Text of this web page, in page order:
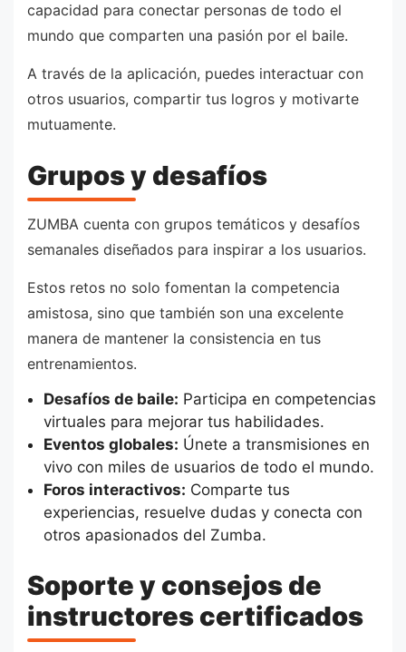
capacidad para conectar personas de todo el
mundo que comparten una pasión por el baile.
A través de la aplicación, puedes interactuar con
otros usuarios, compartir tus logros y motivarte
mutuamente.
Grupos y desafíos
ZUMBA cuenta con grupos temáticos y desafíos
semanales diseñados para inspirar a los usuarios.
Estos retos no solo fomentan la competencia
amistosa, sino que también son una excelente
manera de mantener la consistencia en tus
entrenamientos.
Desafíos de baile: Participa en competencias
virtuales para mejorar tus habilidades.
Eventos globales: Únete a transmisiones en
vivo con miles de usuarios de todo el mundo.
Foros interactivos: Comparte tus
experiencias, resuelve dudas y conecta con
otros apasionados del Zumba.
Soporte y consejos de
instructores certificados